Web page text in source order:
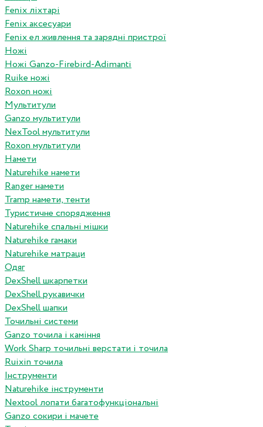
Fenix ліхтарі
Fenix аксесуари
Fenix ел живлення та зарядні пристрої
Ножі
Ножі Ganzo-Firebird-Adimanti
Ruike ножі
Roxon ножi
Мультитули
Ganzo мультитули
NexTool мультитули
Roxon мультитули
Намети
Naturehike намети
Ranger намети
Tramp намети, тенти
Туристичне спорядження
Naturehike спальні мішки
Naturehike гамаки
Naturehike матраци
Одяг
DexShell шкарпетки
DexShell рукавички
DexShell шапки
Точильні системи
Ganzo точила і каміння
Work Sharp точильні верстати і точила
Ruixin точила
Інструменти
Naturehike інструменти
Nextool лопати багатофункціональні
Ganzo сокири і мачете